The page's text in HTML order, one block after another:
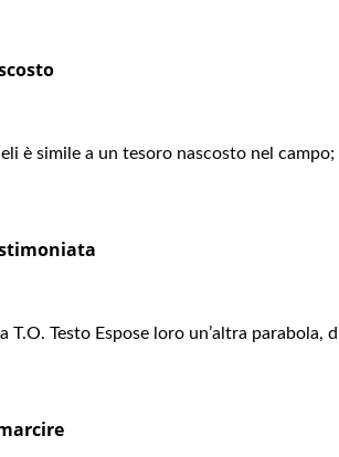
è simile a un tesoro nascosto nel
T.O. Testo Espose loro un’altra